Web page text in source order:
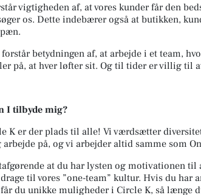
vigtigheden af, at vores kunder får den
os. Dette indebærer også at butikken,
betydningen af, at arbejde i et team,
på, at hver løfter sit. Og til tider er villig til
I tilbyde mig?
K er der plads til alle! Vi værdsætter
på, og vi arbejder altid samme som
at du har lysten og motivationen
til vores ”one-team” kultur. Hvis du har
du unikke muligheder i Circle K, så længe